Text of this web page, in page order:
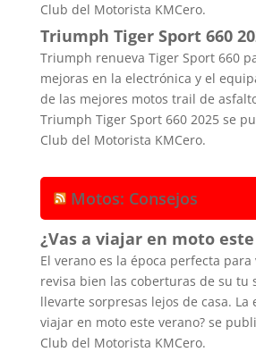
Club del Motorista KMCero.
Triumph Tiger Sport 660
Triumph renueva Tiger Sport 660
mejoras en la electrónica y el
de las mejores motos trail de
Triumph Tiger Sport 660 2025 se
Club del Motorista KMCero.
Motos: Consejos
¿Vas a viajar en moto
El verano es la época perfecta
revisa bien las coberturas de su tu
llevarte sorpresas lejos de casa. La
viajar en moto este verano? se
Club del Motorista KMCero.